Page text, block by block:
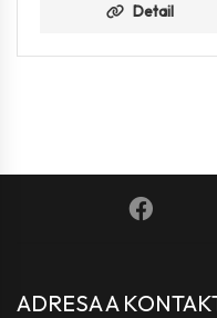
Detail
ADRESA A